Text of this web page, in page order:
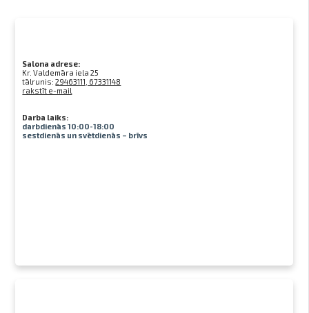
Salona adrese:
Kr. Valdemāra iela 25
tālrunis:29463111, 67331148
rakstīt e-mail
Darba laiks:
darbdienās 10:00-18:00
sestdienās un svētdienās – brīvs